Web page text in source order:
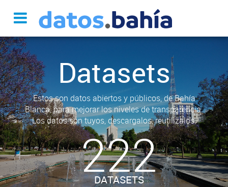
Datasets
Estos son datos abiertos y públicos, de Bahía
Blanca, para mejorar los niveles de transparencia.
Los datos son tuyos, descargalos, reutilizalos.
222
DATASETS